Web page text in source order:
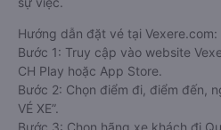
Liên Khương nào của quý khách
đều được Vexere cam kết giải
coupon giảm giá hoặc hoàn tiền
sự việc.
Hướng dẫn đặt vé tại Vexere.com:
Bước 1: Truy cập vào website